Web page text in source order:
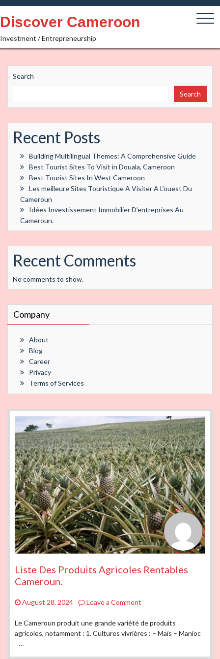
Skip
to
content
Discover Cameroon
Investment / Entrepreneurship
Liste Des Produits Agricoles Rentables
Cameroun.
August 28, 2024 Leave a Comment
Des
Produits
Le Cameroun produit une grande variété de produits
agricoles, notamment : 1. Cultures vivrières : – Maïs – Manioc
–…
Search
Search
Recent Posts
Building Multilingual Themes: A Comprehensive Guide
Best Tourist Sites To Visit in Douala, Cameroon
Best Tourist Sites In West Cameroon
Les meilleure Sites Touristique A Visiter A L’ouest Du
Cameroun
Idées Investissement Immobilier D’entreprises Au
Cameroun.
Recent Comments
No comments to show.
Company
About
Blog
Career
Privacy
Terms of Services